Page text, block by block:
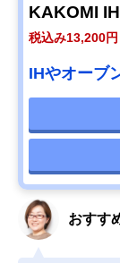
KAKOMI
税込み13,200円
IHやオーブ
おすす